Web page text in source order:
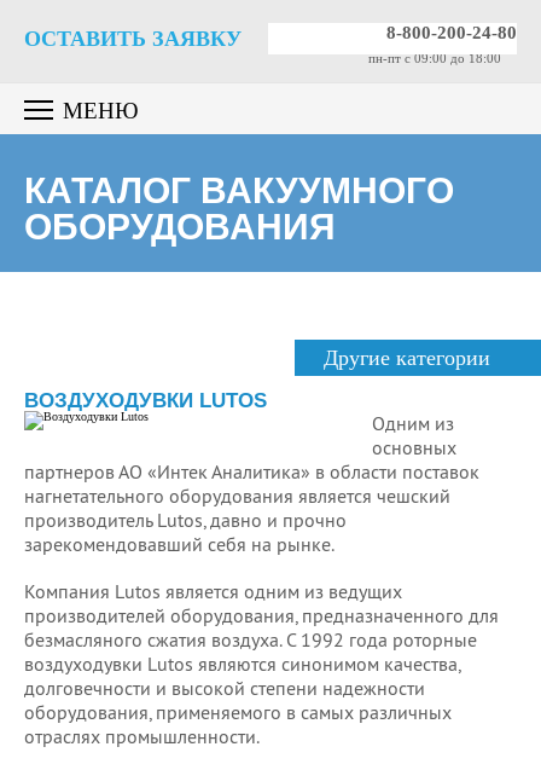
8-800-200-24-80
пн-пт c 09:00 до 18:00
ОСТАВИТЬ ЗАЯВКУ
МЕНЮ
КАТАЛОГ ВАКУУМНОГО
ОБОРУДОВАНИЯ
Другие категории
ВОЗДУХОДУВКИ LUTOS
Одним из
основных
партнеров АО «Интек Аналитика» в области поставок
нагнетательного оборудования является чешский
производитель Lutos, давно и прочно
зарекомендовавший себя на рынке.
Компания Lutos является одним из ведущих
производителей оборудования, предназначенного для
безмасляного сжатия воздуха. C 1992 года роторные
воздуходувки Lutos являются синонимом качества,
долговечности и высокой степени надежности
оборудования, применяемого в самых различных
отраслях промышленности.